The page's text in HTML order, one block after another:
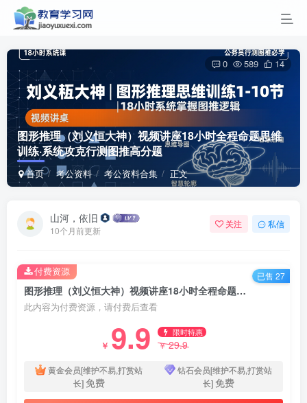
图形推理（刘义恒大神）视频讲座18小时全程命题思维
训练·系统攻克行测图推高分题
首页 考公资料 考公资料合集 正文
0 589 14
山河，依旧
10个月前更新
关注 私信
图形推理（刘义恒大神）视频讲座18小时全程命题思维训练·系统攻克行测图推高分题
此内容为付费资源，请付费后查看
￥ 9.9 限时特惠
￥29.9
黄金会员[维护不易,打赏站
长] 免费
钻石会员[维护不易,打赏站
长] 免费
付费资源 已售 27